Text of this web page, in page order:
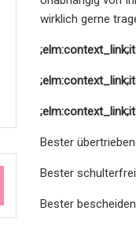
wirklich gerne
Bester
Bester
Bester